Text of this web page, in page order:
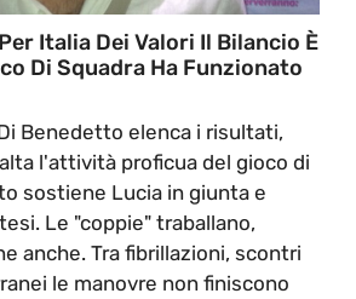
Italia Dei Valori Il Bilancio È
Di Squadra Ha Funzionato
Benedetto elenca i risultati,
l'attività proficua del gioco di
sostiene Lucia in giunta e
Le "coppie" traballano,
anche. Tra fibrillazioni, scontri
le manovre non finiscono